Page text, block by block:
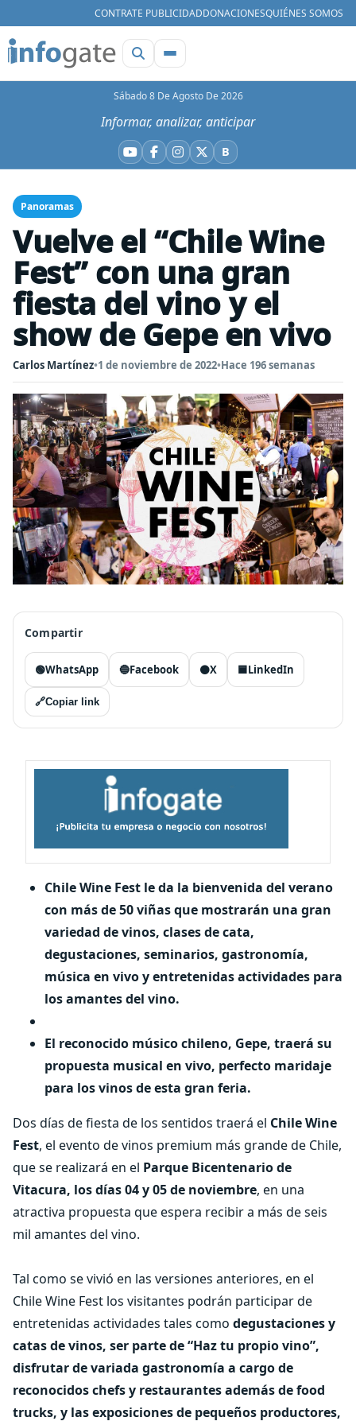
CONTRATE PUBLICIDADDONACIONESQUIÉNES SOMOS
Sábado 8 De Agosto De 2026
Informar, analizar, anticipar
YouTube
Facebook
Instagram
X BBluesky
Panoramas
Vuelve el “Chile Wine
Fest” con una gran
fiesta del vino y el
show de Gepe en vivo
Carlos Martínez•1 de noviembre de 2022•Hace 196 semanas
Compartir
🟢WhatsApp 🔵Facebook ⚫X 🟦LinkedIn
🔗Copiar link
Chile Wine Fest le da la bienvenida del verano
con más de 50 viñas que mostrarán una gran
variedad de vinos, clases de cata,
degustaciones, seminarios, gastronomía,
música en vivo y entretenidas actividades para
los amantes del vino.
El reconocido músico chileno, Gepe, traerá su
propuesta musical en vivo, perfecto maridaje
para los vinos de esta gran feria.
Dos días de fiesta de los sentidos traerá el Chile Wine
Fest, el evento de vinos premium más grande de Chile,
que se realizará en el Parque Bicentenario de
Vitacura, los días 04 y 05 de noviembre, en una
atractiva propuesta que espera recibir a más de seis
mil amantes del vino.
Tal como se vivió en las versiones anteriores, en el
Chile Wine Fest los visitantes podrán participar de
entretenidas actividades tales como degustaciones y
catas de vinos, ser parte de “Haz tu propio vino”,
disfrutar de variada gastronomía a cargo de
reconocidos chefs y restaurantes además de food
trucks, y las exposiciones de pequeños productores,